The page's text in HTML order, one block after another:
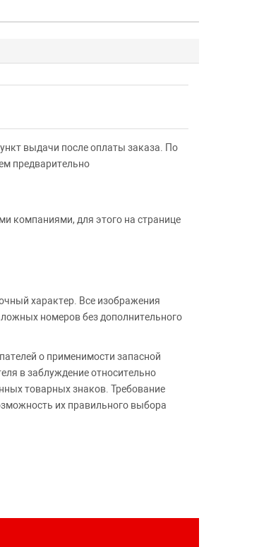
выдачи после оплаты заказа. По
предварительно
компаниями, для этого на странице
характер. Все изображения
номеров без дополнительного
о применимости запасной
в заблуждение относительно
товарных знаков. Требование
их правильного выбора